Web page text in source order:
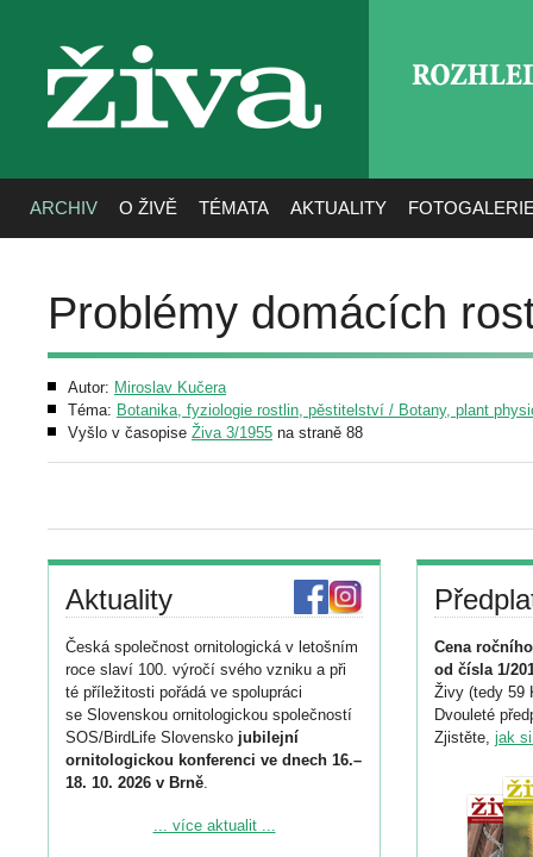
živa
ARCHIV O ŽIVĚ TÉMATA AKTUALITY
Problémy domácích
Autor: Miroslav Kučera
Téma: Botanika, fyziologie rostlin, pěstitelství / Botany, plant
Vyšlo v časopise Živa 3/1955 na straně 88
Aktuality
Česká společnost ornitologická v letošním
roce slaví 100. výročí svého vzniku a při
té příležitosti pořádá ve spolupráci
se Slovenskou ornitologickou společností
SOS/BirdLife Slovensko jubilejní
ornitologickou konferenci ve dnech 16.–
18. 10. 2026 v Brně.
Podrobnější informace ke konferenci
... více aktualit ...
Cena
od čísla 1/
Živy (tedy 59
Dvouleté
Zjistěte, jak